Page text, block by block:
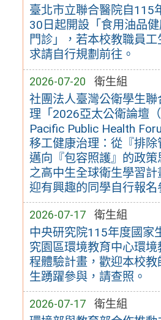
臺北市立聯合醫院自115
30日起開設「食用油品
門診」，若本校教職員工
求請自行規劃前往。
2026-07-20 衛生組
社團法人臺灣公衛學生聯
理「2026亞太公衛論壇
Pacific Public Health
移工健康治理：從『排除
邁向『包容照護』的政策
之高中生全球衛生學習計
迎有興趣的同學自行報名
2026-07-17 衛生組
中央研究院115年度國家
究園區環境教育中心環境
程體驗計畫，歡迎本校教
生踴躍參與，請查照。
2026-07-17 衛生組